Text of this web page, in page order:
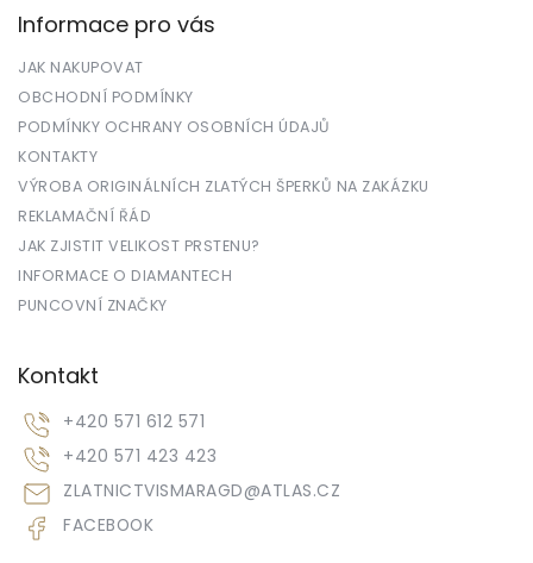
Informace pro vás
JAK NAKUPOVAT
OBCHODNÍ PODMÍNKY
PODMÍNKY OCHRANY OSOBNÍCH ÚDAJŮ
KONTAKTY
VÝROBA ORIGINÁLNÍCH ZLATÝCH ŠPERKŮ NA ZAKÁZKU
REKLAMAČNÍ ŘÁD
JAK ZJISTIT VELIKOST PRSTENU?
INFORMACE O DIAMANTECH
PUNCOVNÍ ZNAČKY
Kontakt
ZLATNICTVISMARAGD@ATLAS.CZ
+420 571 612 571
+420 571 423 423
FACEBOOK